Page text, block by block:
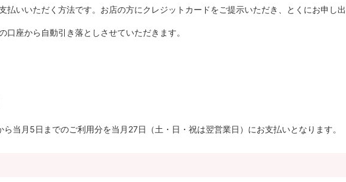
払いいただく方法です。お店の方にクレジットカードをご提示いただき、とくにお申し
口座から自動引き落としさせていただきます。
当月5日までのご利用分を当月27日（土・日・祝は翌営業日）にお支払いとなります。